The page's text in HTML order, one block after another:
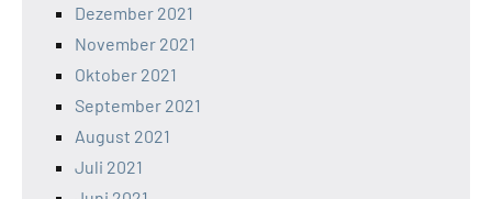
Dezember 2021
November 2021
Oktober 2021
September 2021
August 2021
Juli 2021